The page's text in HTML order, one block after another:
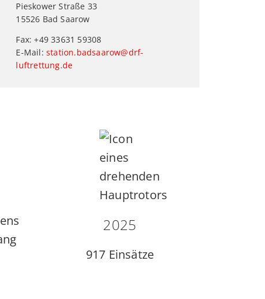
Pieskower Straße 33
15526 Bad Saarow
Fax: +49 33631 59308
E-Mail:station.badsaarow@drf-
luftrettung.de
2025
917 Einsätze